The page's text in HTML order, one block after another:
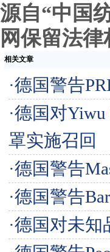
源自“中国
网保留法律
相关文章
·德国警告
·德国对Yiwu
罩实施召回
·德国警告
·德国警告
·德国对未知